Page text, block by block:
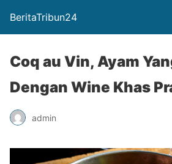
BeritaTribun24
Coq au Vin, Ayam
Dengan Wine Khas
admin